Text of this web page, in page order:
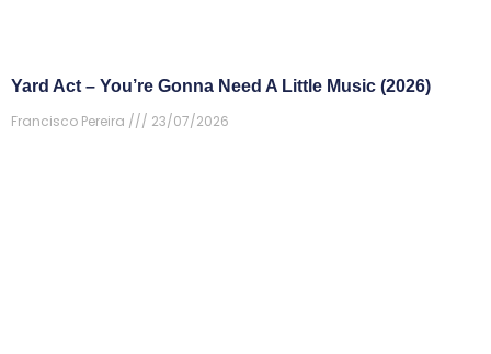
Yard Act – You’re Gonna Need A Little Music (2026)
Francisco Pereira
23/07/2026